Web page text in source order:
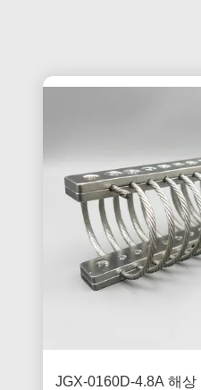
JGX-0160D-4.8A 해상